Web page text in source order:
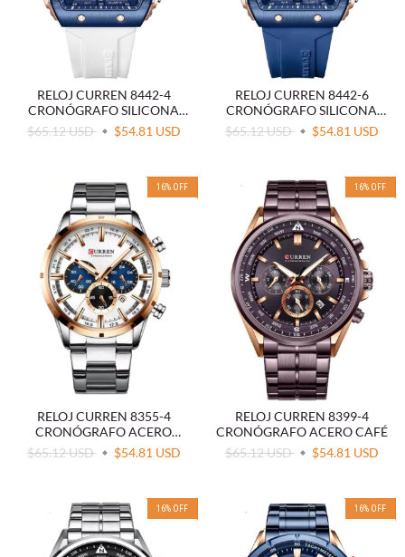
RELOJ CURREN 8442-4
CRONÓGRAFO SILICONA
BLANCO
$65.12 USD $54.81 USD
RELOJ CURREN 8442-6
CRONÓGRAFO SILICONA
AZUL
$65.12 USD $54.81 USD
16% OFF
RELOJ CURREN 8355-4
CRONÓGRAFO ACERO
BLANCO
$65.12 USD $54.81 USD
16% OFF
RELOJ CURREN 8399-4
CRONÓGRAFO ACERO CAFÉ
$65.12 USD
$54.81 USD
16% OFF 16% OFF